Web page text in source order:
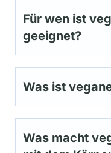
Für wen ist
geeignet?
Was ist
Was macht